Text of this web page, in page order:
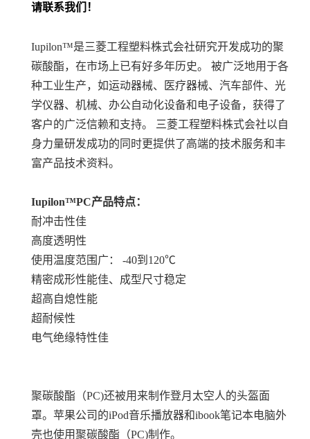
请联系我们！
Iupilon™是三菱工程塑料株式会社研究开发成功的聚
碳酸酯，在市场上已有好多年历史。 被广泛地用于各
种工业生产，如运动器械、医疗器械、汽车部件、光
学仪器、机械、办公自动化设备和电子设备，获得了
客户的广泛信赖和支持。 三菱工程塑料株式会社以自
身力量研发成功的同时更提供了高端的技术服务和丰
富产品技术资料。
Iupilon™PC产品特点：
耐冲击性佳
高度透明性
使用温度范围广： -40到120℃
精密成形性能佳、成型尺寸稳定
超高自熄性能
超耐候性
电气绝缘特性佳
聚碳酸酯（PC)还被用来制作登月太空人的头盔面
罩。苹果公司的iPod音乐播放器和ibook笔记本电脑外
壳也使用聚碳酸酯（PC)制作。